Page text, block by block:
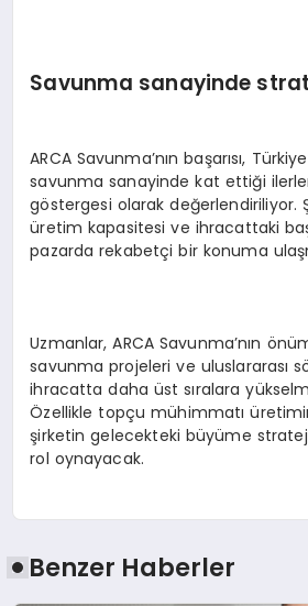
Savunma sanayinde
ARCA Savunma’nın başarısı,
savunma sanayinde kat ettiği
göstergesi olarak değerlendiriliyor.
üretim kapasitesi ve ihracattaki
pazarda rekabetçi bir konuma
Uzmanlar, ARCA Savunma’nın
savunma projeleri ve uluslararası
ihracatta daha üst sıralara
Özellikle topçu mühimmatı
şirketin gelecekteki büyüme
rol oynayacak.
Benzer Haberler